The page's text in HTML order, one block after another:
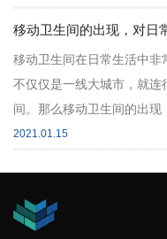
移动卫生间的出现，对日
移动卫生间在日常生活中
不仅仅是一线大城市，就连
间。那么移动卫生间的出现
我们就一起来盘点看一看，
2021.01.15